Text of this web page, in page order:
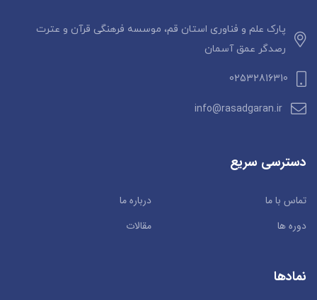
پارک علم و فناوری استان قم، موسسه فرهنگی قرآن و عترت
رصدگر عمق آسمان
02532816310
info@rasadgaran.ir
دسترسی سریع
تماس با ما
درباره ما
دوره ها
مقالات
نمادها